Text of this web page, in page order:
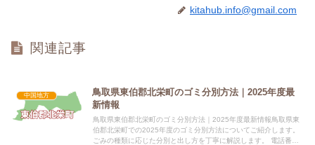
kitahub.info@gmail.com
関連記事
中国地方
鳥取県東伯郡北栄町のゴミ分別方法｜2025年度最
新情報
鳥取県東伯郡北栄町のゴミ分別方法｜2025年度最新情報鳥取県東
伯郡北栄町での2025年度のゴミ分別方法についてご紹介します。
ごみの種類に応じた分別と出し方を丁寧に解説します。 電話番